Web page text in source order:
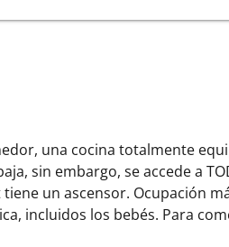
una cocina totalmente
sin embargo, se accede a
un ascensor. Ocupación
incluidos los bebés. Para